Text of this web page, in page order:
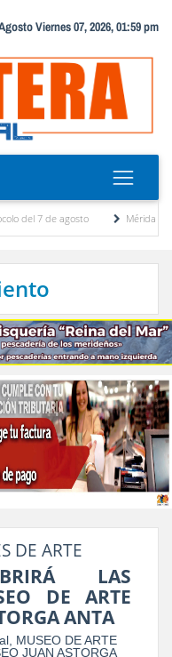
Viernes 07, 2026, 01:59 pm
de agosto
Mérida territorio
DE ARTE
LAS
DE ARTE
ANTA